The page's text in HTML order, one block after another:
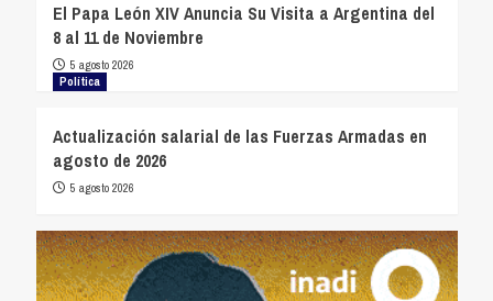
El Papa León XIV Anuncia Su Visita a Argentina del
8 al 11 de Noviembre
5 agosto 2026
Política
Actualización salarial de las Fuerzas Armadas en
agosto de 2026
5 agosto 2026